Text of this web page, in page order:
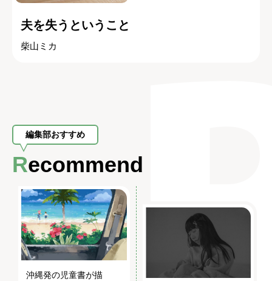
夫を失うということ
柴山ミカ
編集部おすすめ
Recommend
沖縄発の児童書が描